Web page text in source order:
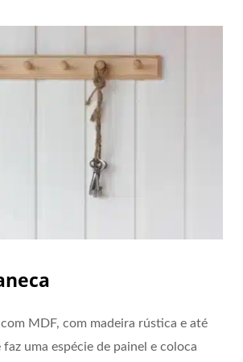
MDF, com madeira rústica e até
uma espécie de painel e coloca